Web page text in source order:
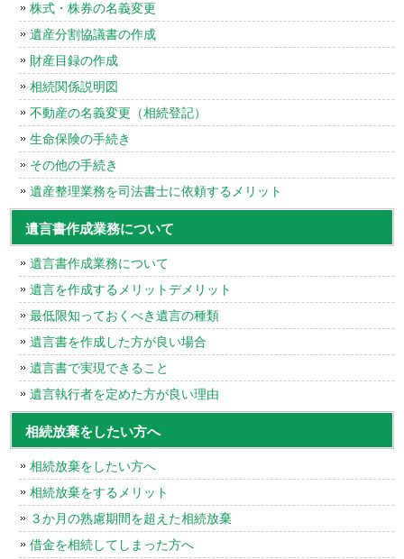
株式・株券の名義変更
遺産分割協議書の作成
財産目録の作成
相続関係説明図
不動産の名義変更（相続登記）
生命保険の手続き
その他の手続き
遺産整理業務を司法書士に依頼するメリット
遺言書作成業務について
遺言書作成業務について
遺言を作成するメリットデメリット
最低限知っておくべき遺言の種類
遺言書を作成した方が良い場合
遺言書で実現できること
遺言執行者を定めた方が良い理由
相続放棄をしたい方へ
相続放棄をしたい方へ
相続放棄をするメリット
３か月の熟慮期間を超えた相続放棄
借金を相続してしまった方へ